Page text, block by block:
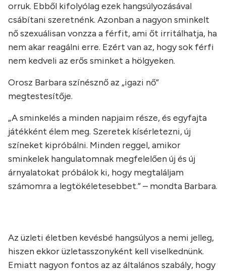
orruk. Ebből kifolyólag ezek hangsúlyozásával
csábítani szeretnénk. Azonban a nagyon sminkelt
nő szexuálisan vonzza a férfit, ami őt irritálhatja, ha
nem akar reagálni erre. Ezért van az, hogy sok férfi
nem kedveli az erős sminket a hölgyeken.
Orosz Barbara színésznő az „igazi nő”
megtestesítője.
„A sminkelés a minden napjaim része, és egyfajta
játékként élem meg. Szeretek kísérletezni, új
színeket kipróbálni. Minden reggel, amikor
sminkelek hangulatomnak megfelelően új és új
árnyalatokat próbálok ki, hogy megtaláljam
számomra a legtökéletesebbet.” – mondta Barbara.
Az üzleti életben kevésbé hangsúlyos a nemi jelleg,
hiszen ekkor üzletasszonyként kell viselkednünk.
Emiatt nagyon fontos az az általános szabály, hogy